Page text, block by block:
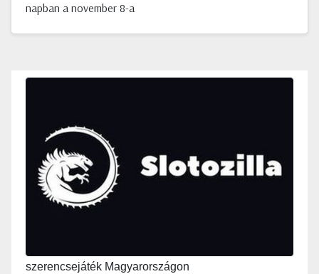
napban a november 8-a
szerencsejáték Magyarországon